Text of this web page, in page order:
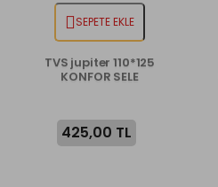
SEPETE EKLE
TVS jupiter 110*125
KONFOR SELE
425,00 TL